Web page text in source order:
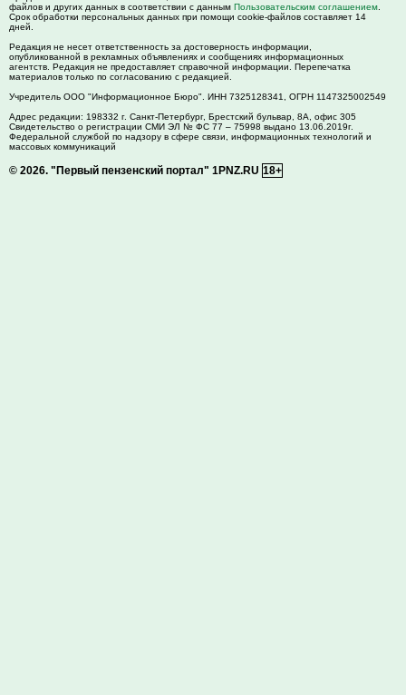
файлов и других данных в соответствии с данным Пользовательским соглашением
Срок обработки персональных данных при помощи cookie-файлов составляет 14
дней.
Редакция не несет ответственность за достоверность информации,
опубликованной в рекламных объявлениях и сообщениях информационных
агентств. Редакция не предоставляет справочной информации. Перепечатка
материалов только по согласованию с редакцией.
Учредитель ООО "Информационное Бюро". ИНН 7325128341, ОГРН 1147325002549
Адрес редакции: 198332 г. Санкт-Петербург, Брестский бульвар, 8А, офис 305
Свидетельство о регистрации СМИ ЭЛ № ФС 77 – 75998 выдано 13.06.2019г.
Федеральной службой по надзору в сфере связи, информационных технологий и
массовых коммуникаций
© 2026. "Первый пензенский портал" 1PNZ.RU 18+